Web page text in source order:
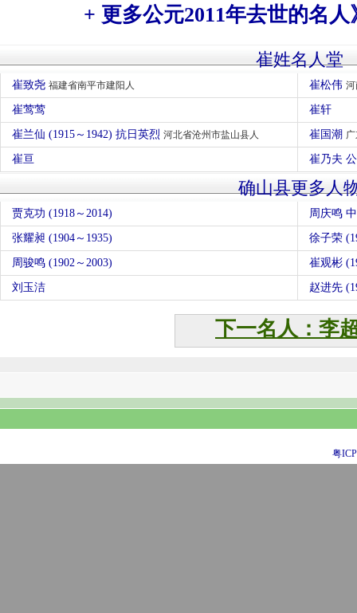
+ 更多公元2011年去世的名人
崔姓名人堂
崔致尧 福建省南平市建阳人 崔松伟
崔莺莺 崔轩
崔兰仙 (1915～1942) 抗日英烈 河北省沧州市盐山县人 崔国潮
崔亘 崔乃夫
确山县更多人
贾克功 (1918～2014) 周庆鸣
张耀昶 (1904～1935) 徐子荣
周骏鸣 (1902～2003) 崔观彬
刘玉洁 赵进先
下一名人：李
粤